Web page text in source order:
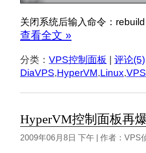
关闭系统后输入命令：
查看全文 »
分类： VPS控制面板 评论(5)
DiaVPS,HyperVM,Linux,VPS
HyperVM控制面板再
2009年06月8日 下午 | 作者：VPS